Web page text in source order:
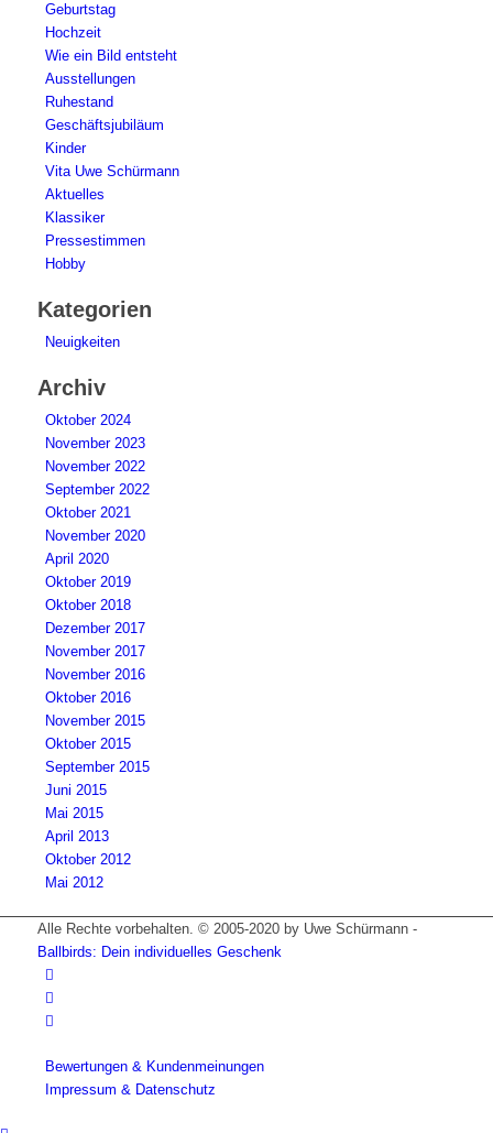
Geburtstag
Hochzeit
Wie ein Bild entsteht
Ausstellungen
Ruhestand
Geschäftsjubiläum
Kinder
Vita Uwe Schürmann
Aktuelles
Klassiker
Pressestimmen
Hobby
Kategorien
Neuigkeiten
Archiv
Oktober 2024
November 2023
November 2022
September 2022
Oktober 2021
November 2020
April 2020
Oktober 2019
Oktober 2018
Dezember 2017
November 2017
November 2016
Oktober 2016
November 2015
Oktober 2015
September 2015
Juni 2015
Mai 2015
April 2013
Oktober 2012
Mai 2012
Alle Rechte vorbehalten. © 2005-2020 by Uwe Schürmann -
Ballbirds: Dein individuelles Geschenk
Bewertungen & Kundenmeinungen
Impressum & Datenschutz